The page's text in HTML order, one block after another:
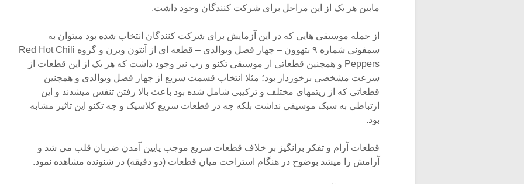
مابین هر یک از این مراحل برای شرکت کنندگان وجود داشت.
از جمله موسیقی هایی که در این آزمایش برای شرکت کنندگان انتخاب شده بود میتوان به
سمفونی شماره ۹ بتهوون – چهار فصل ویوالدی – قطعه ای از آنتون وبرن و گروه Red Hot Chili
Peppers و همچنین قطعاتی از موسیقی تکنو و رپ نیز وجود داشت که هر یک از این قطعات از
سرعت مشخصی برخوردار بود؛ مثلا انتخاب قسمت سریع از چهار فصل ویوالدی و همچنین
قطعاتی که از ریتمهای مختلف و ترکیبی شامل شده بود باعث بالا رفتن تنفس میشدند و این
ارتباطی به سبک موسیقی نداشت بلکه چه در قطعات سریع کلاسیک و چه تکنو این تاثیر مشابه
بود.
قطعات آرام و تفکر برانگیز بر خلاف قطعات سریع موجب پایین آمدن ضربان قلب می شد و
آرامش را میشد بوضوح در هنگام استراحت میان قطعات (دو دقیقه) در شنونده مشاهده نمود.